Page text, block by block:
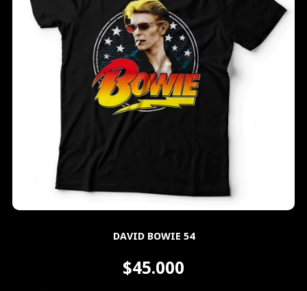
DAVID BOWIE 54
$45.000